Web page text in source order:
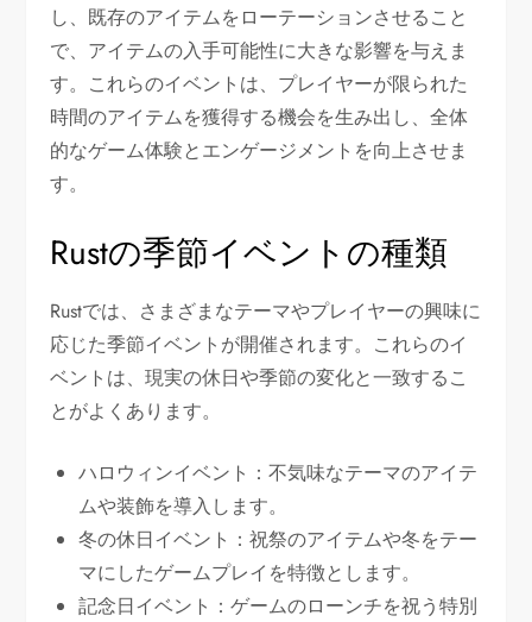
し、既存のアイテムをローテーションさせること
で、アイテムの入手可能性に大きな影響を与えま
す。これらのイベントは、プレイヤーが限られた
時間のアイテムを獲得する機会を生み出し、全体
的なゲーム体験とエンゲージメントを向上させま
す。
Rustの季節イベントの種類
Rustでは、さまざまなテーマやプレイヤーの興味に
応じた季節イベントが開催されます。これらのイ
ベントは、現実の休日や季節の変化と一致するこ
とがよくあります。
ハロウィンイベント：不気味なテーマのアイテ
ムや装飾を導入します。
冬の休日イベント：祝祭のアイテムや冬をテー
マにしたゲームプレイを特徴とします。
記念日イベント：ゲームのローンチを祝う特別